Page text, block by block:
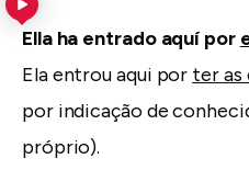
Ella ha entrado aquí por
Ela entrou aqui por ter as
por indicação de
próprio).